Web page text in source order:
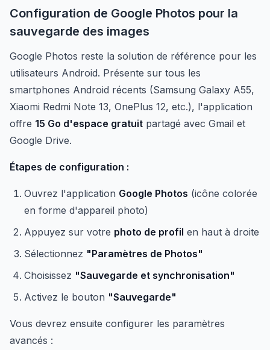
Configuration de Google Photos pour la
sauvegarde des images
Google Photos reste la solution de référence pour les
utilisateurs Android. Présente sur tous les
smartphones Android récents (Samsung Galaxy A55,
Xiaomi Redmi Note 13, OnePlus 12, etc.), l'application
offre 15 Go d'espace gratuit partagé avec Gmail et
Google Drive.
Étapes de configuration :
Ouvrez l'application Google Photos (icône colorée
en forme d'appareil photo)
Appuyez sur votre photo de profil en haut à droite
Sélectionnez "Paramètres de Photos"
Choisissez "Sauvegarde et synchronisation"
Activez le bouton "Sauvegarde"
Vous devrez ensuite configurer les paramètres
avancés :